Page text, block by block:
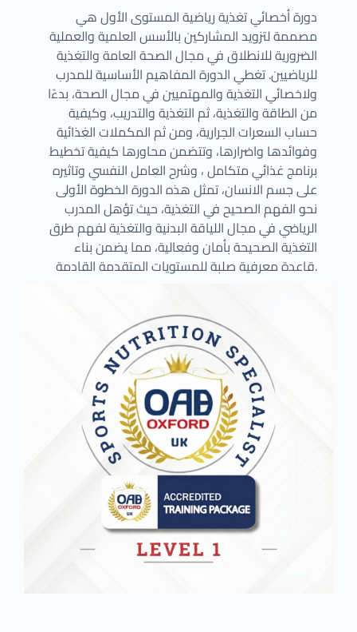
دورة أخصائي تغذية رياضية المستوى الأول هي
مصممة لتزويد المشاركين بالأسس العلمية والعملية
الضرورية للانطلاق في مجال الصحة العامة والتغذية
للرياضيين. تغطي الدورة المفاهيم الأساسية للمدرب
ولاخصائي التغذية والمهتميين في مجال الصحة، بدءًا
من الطاقة والتغذية، ثم التغذية والتدريب، وكيفية
حساب السعرات الجرارية، ومن ثم المكملات الغذائية
وفوائدها واضرارها، وتتضمن محاورها كيفية تخطيط
برنامج غذائي متكامل ، وشرح العامل النفسي وتاثيره
على جسم الانسان، تمثل هذه الدورة الخطوة الأولى
نحو الفهم الصحيح في التغذية، حيث تؤهل المدرب
الرياضي في مجال اللياقة البدنية والتغذية لفهم طرق
التغذية الصحيحة بأمان وفعالية، مما يضمن بناء
قاعدة معرفية صلبة للمستويات المتقدمة القادمة.